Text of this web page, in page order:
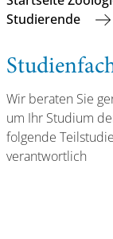
Studierende
Wir beraten Sie
um Ihr Studium
folgende
verantwortlich